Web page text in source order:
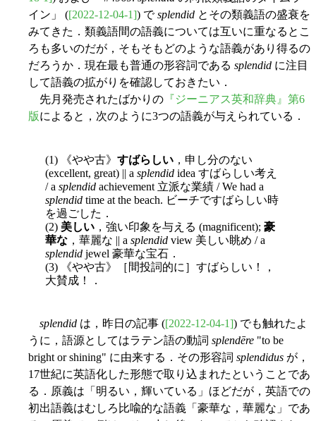
イン」 ([2022-12-04-1]) でsplendid とその類義語の盛衰を
みてきた．類義語間の語義については互いに重なるとこ
ろも多いのだが，そもそもどのような語義があり得るの
だろうか．現在最も普通の形容詞である splendid に注目
して語義の拡がりを確認しておきたい．
先月発売されたばかりの 『ジーニアス英和辞典』第6
版によると，次のように3つの語義が与えられている．
(1) 《やや古》 すばらしい ，申し分のない
(excellent, great) || a splendid idea すばらしい考え
/ a splendid achievement 立派な業績 / We had a
splendid time at the beach. ビーチですばらしい時
を過ごした．
(2) 美しい ，強い印象を与える (magnificent); 豪
華な ，華麗な || a splendid view 美しい眺め / a
splendid jewel 豪華な宝石．
(3) 《やや古》［間投詞的に］すばらしい！，
大賛成！．
splendid は，昨日の記事 ([2022-12-04-1]) でも触れたよ
うに，語源としてはラテン語の動詞 splendēre "to be
bright or shining" に由来する．その形容詞 splendidus が，
17世紀に英語化した形態で取り込まれたということであ
る．原義は「明るい，輝いている」ほどだが，英語での
初出語義はむしろ比喩的な語義「豪華な，華麗な」であ